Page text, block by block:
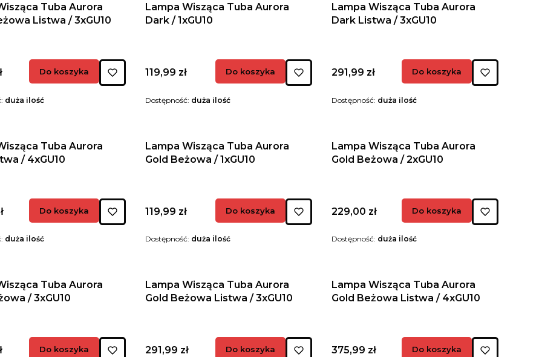
Tuba Aurora
Listwa / 3xGU10
Do koszyka
duża ilość
Lampa Wisząca Tuba Aurora
Dark / 1xGU10
Cena
119,99 zł Do koszyka
Dostępność: duża ilość
Lampa Wisząca Tuba Aurora
Dark Listwa / 3xGU10
Cena
291,99 zł Do koszyka
Dostępność: duża ilość
Tuba Aurora
/ 4xGU10
Do koszyka
duża ilość
Lampa Wisząca Tuba Aurora
Gold Beżowa / 1xGU10
Cena
119,99 zł Do koszyka
Dostępność: duża ilość
Lampa Wisząca Tuba Aurora
Gold Beżowa / 2xGU10
Cena
229,00 zł Do koszyka
Dostępność: duża ilość
Tuba Aurora
/ 3xGU10
Do koszyka
Lampa Wisząca Tuba Aurora
Gold Beżowa Listwa / 3xGU10
Cena
291,99 zł Do koszyka
Lampa Wisząca Tuba Aurora
Gold Beżowa Listwa / 4xGU10
Cena
375,99 zł Do koszyka